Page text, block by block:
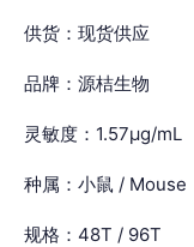
供货：现货供应
品牌：源桔生物
灵敏度：1.57μg/mL
种属：小鼠 / Mouse
规格：48T / 96T